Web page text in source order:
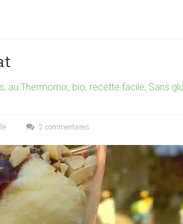
, au Thermomix, bio, recette facile, Sans
2 commentaires